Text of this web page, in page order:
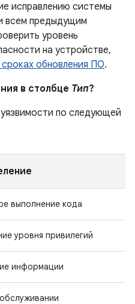
исправлению системы
всем предыдущим
уровень
на устройстве,
обновления ПО.
в столбце Тип?
по следующей
выполнение кода
уровня привилегий
информации